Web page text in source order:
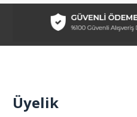
Üyelik